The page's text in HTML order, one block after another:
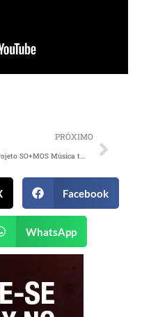
PRÓXIMO
Projeto SO+MOS Música terá grandes nomes da música nacional
Facebook
WhatsApp